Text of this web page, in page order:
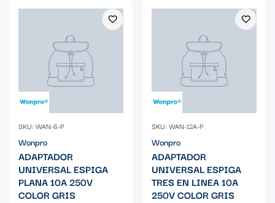
SKU: WAN-6-P
Wonpro
ADAPTADOR
UNIVERSAL ESPIGA
PLANA 10A 250V
COLOR GRIS
SKU: WAN-12A-P
Wonpro
ADAPTADOR
UNIVERSAL ESPIGA
TRES EN LINEA 10A
250V COLOR GRIS